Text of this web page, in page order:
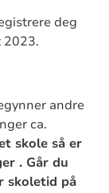
deg
2023.
andre
ca.
skole så er
. Går du
skoletid på